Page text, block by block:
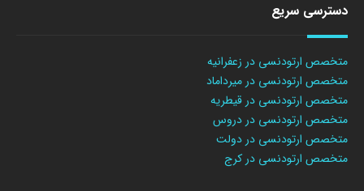
دسترسی سریع
متخصص ارتودنسی در زعفرانیه
متخصص ارتودنسی در میرداماد
متخصص ارتودنسی در قیطریه
متخصص ارتودنسی در دروس
متخصص ارتودنسی در دولت
متخصص ارتودنسی در کرج